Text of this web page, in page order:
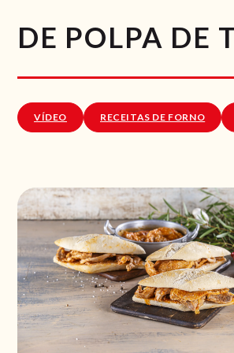
DE POLPA DE
VÍDEO RECEITAS DE FORNO